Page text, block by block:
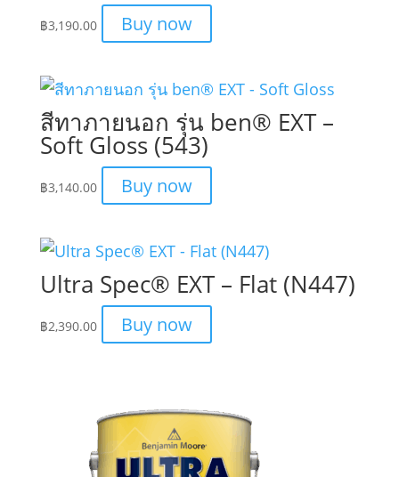
฿3,190.00 Buy now
สีทาภายนอก รุ่น ben® EXT –
Soft Gloss (543)
฿3,140.00 Buy now
Ultra Spec® EXT – Flat (N447)
฿2,390.00 Buy now